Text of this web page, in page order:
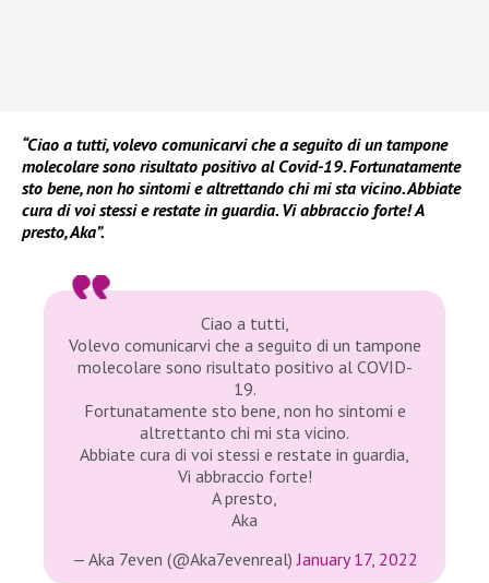
“Ciao a tutti, volevo comunicarvi che a seguito di un tampone
molecolare sono risultato positivo al Covid-19. Fortunatamente
sto bene, non ho sintomi e altrettando chi mi sta vicino. Abbiate
cura di voi stessi e restate in guardia. Vi abbraccio forte! A
presto, Aka”.
Ciao a tutti,
Volevo comunicarvi che a seguito di un tampone
molecolare sono risultato positivo al COVID-
19.
Fortunatamente sto bene, non ho sintomi e
altrettanto chi mi sta vicino.
Abbiate cura di voi stessi e restate in guardia,
Vi abbraccio forte!
A presto,
Aka
— Aka 7even (@Aka7evenreal)January 17, 2022